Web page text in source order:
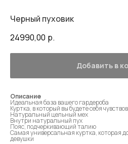
Черный пуховик
24990,00 р.
Добавить в
Описание
Идеальная база вашего гардероба
Куртка, в который вы будете себя
Натуральный цельный мех
Внутри натуральный пух
Пояс, подчеркивающий талию
Самая универсальная куртка, которая
девушки